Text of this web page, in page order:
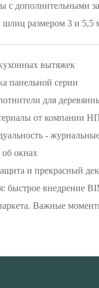
с дополнительными
шлиц размером 3 и 5,5
вытяжек
панельной серии
для
от компании
-
окнах
и прекрасный
быстрое внедрение
Важные